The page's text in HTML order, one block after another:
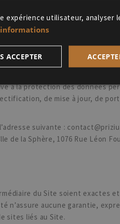
aux dispositions de la Loi
données personnelles n°2016/
elle en est la seule
à la protection des données
de mise à jour, de
suivante :
la Sphère, 1076 Rue Léon
du Site soient exactes
n’assure aucune garantie,
sites liés au Site.
expérience utilisateur, analyser
ACCEPTER